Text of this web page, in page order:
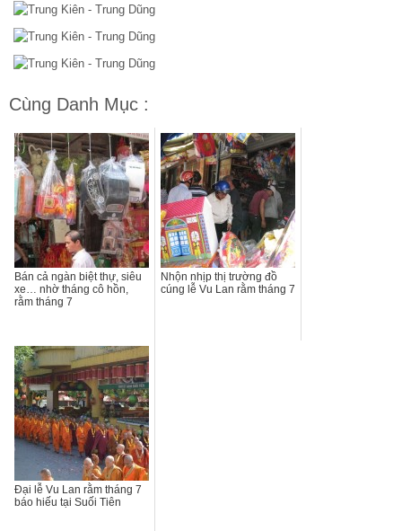
Cùng Danh Mục :
Bán cả ngàn biệt thự, siêu
xe… nhờ tháng cô hồn,
rằm tháng 7
Nhộn nhịp thị trường đồ
cúng lễ Vu Lan rằm tháng 7
Đại lễ Vu Lan rằm tháng 7
báo hiếu tại Suối Tiên